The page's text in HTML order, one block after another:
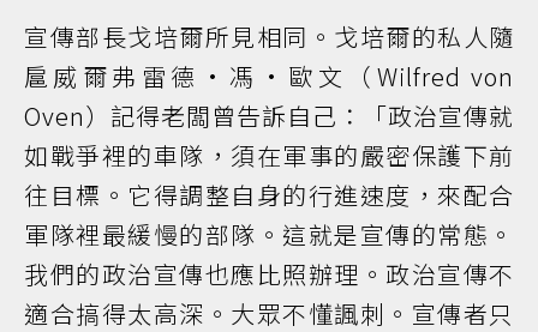
宣傳部長戈培爾所見相同。戈培爾的私人隨
扈威爾弗雷德·馮·歐文（Wilfred von
Oven）記得老闆曾告訴自己：「政治宣傳就
如戰爭裡的車隊，須在軍事的嚴密保護下前
往目標。它得調整自身的行進速度，來配合
軍隊裡最緩慢的部隊。這就是宣傳的常態。
我們的政治宣傳也應比照辦理。政治宣傳不
適合搞得太高深。大眾不懂諷刺。宣傳者只